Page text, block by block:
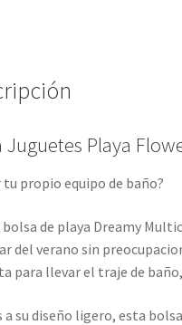
Juguetes Playa
tu propio equipo de baño?
bolsa de playa Dreamy
del verano sin
para llevar el traje de
a su diseño ligero, esta